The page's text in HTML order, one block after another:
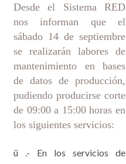
Desde el Sistema RED
nos informan que el
sábado 14 de septiembre
se realizarán labores de
mantenimiento en bases
de datos de producción,
pudiendo producirse corte
de 09:00 a 15:00 horas en
los siguientes servicios:
ü .- En los servicios de